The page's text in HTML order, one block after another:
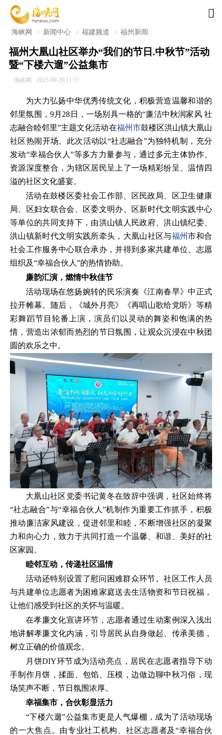

海峡网 > 新闻中心 > 福建频道 > 福州新闻
福州大凰山社区举办“我们的节日.中秋节”活动
暨“下楼六遛”公益集市
海峡网 2025-09-29 11:37
为大力弘扬中华优秀传统文化，积极营造温馨和谐的
邻里氛围，9月28日，一场别具一格的“廉洁中秋润家风 社
志融合睦邻里”主题文化活动在福州市鼓楼区洪山镇大凰山
社区热闹开场。此次活动以“社志融合”为独特机制，充分
发动“幸福合伙人”等多方力量参与，通过多元主体协作、
资源深度整合，为辖区居民呈上了一场精彩纷呈、温情四
溢的社区文化盛宴。
活动在鼓楼区委社会工作部、区民政局、区卫生健康
局、区妇女联合会、区委文明办、区新时代文明实践中心
等单位的共同支持下，由洪山镇人民政府、洪山镇纪委、
洪山镇新时代文明实践所牵头，大凰山社区与福州市和合
社会工作服务中心联合承办，并得到多家共建单位、志愿
组织及“幸福合伙人”的热情协助。
廉韵汇演，燃情中秋佳节
活动现场在悠扬婉转的民乐演奏《江南春早》中正式
拉开帷幕。随后，《城外月亮》《再唱山歌给党听》等精
彩舞蹈节目轮番上演，演员们以灵动的舞姿和饱满的热
情，营造出浓郁而热烈的节日氛围，让观众沉浸在中秋团
圆的欢乐之中。
大凰山社区党委书记黄冬在致辞中强调，社区始终将
“社志融合”与“幸福合伙人”机制作为重要工作抓手，积极
推动廉洁家风建设，促进邻里和睦，不断增强社区的凝聚
力和向心力，致力于共同打造一个温馨、和谐、美好的社
区家园。
睦邻互动，传递社区温情
活动还特别设置了慰问困难群众环节。社区工作人员
与共建单位志愿者为困难家庭送去生活物资和节日祝福，
让他们感受到社区的关怀与温暖。
在孝廉文化宣讲环节，志愿者通过生动案例深入浅出
地讲解孝廉文化内涵，引导居民从自身做起、传承美德，
树立正确的价值观念。
月饼DIY环节成为活动亮点，居民在志愿者指导下动
手制作月饼，揉面、包馅、压模，边做边聊中秋习俗，现
场笑声不断，节日氛围浓厚。
幸福集市，合伙彰显活力
“下楼六遛”公益集市更是人气爆棚，成为了活动现场
的一大焦点。由专业社工机构、社区志愿者及“幸福合伙